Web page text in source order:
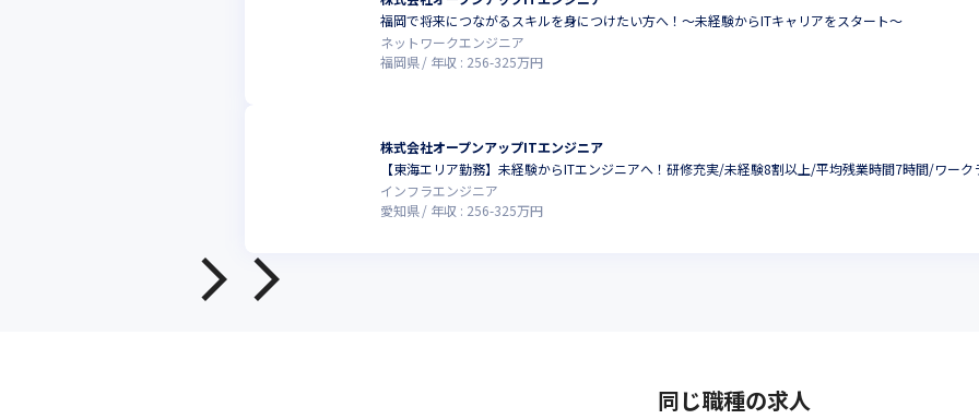
福岡で将来につながるスキルを身につけたい方へ！～未経験からITキャリアをスタート～
ネットワークエンジニア
福岡県
年収 : 256-325万円
株式会社オープンアップITエンジニア
【東海エリア勤務】未経験からITエンジニアへ！研修充実/未経験8割以上/平均残業時間7時間/ワー
インフラエンジニア
愛知県
年収 : 256-325万円
同じ職種の求人